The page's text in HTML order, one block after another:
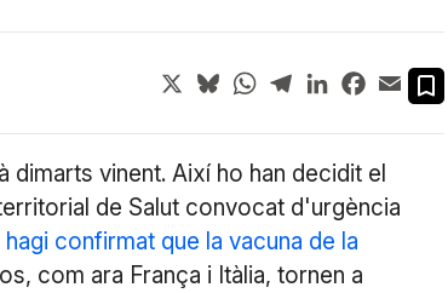
X BlueskyWhatsApp
TelegramLinkedInFacebook
Email
vinent. Així ho han decidit el
de Salut convocat d'urgència
confirmat que la vacuna de la
com ara França i Itàlia, tornen a